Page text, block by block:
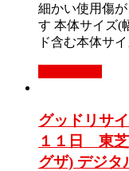
細かい使用傷
す 本体サイズ(
ド含む本体サ
グッドリサ
１１日 東
グザ) デジ